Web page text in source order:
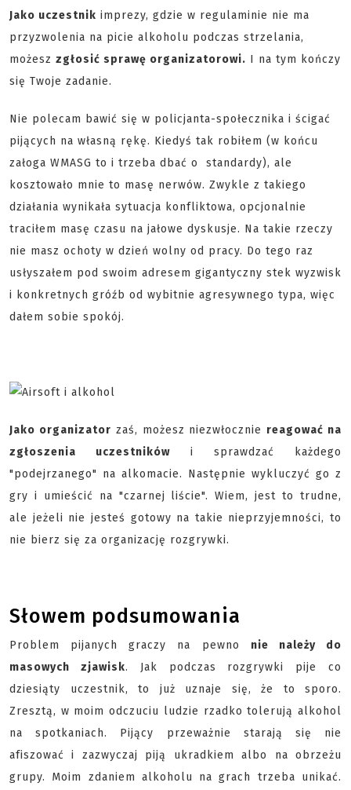
Jako uczestnik imprezy, gdzie w regulaminie nie ma
przyzwolenia na picie alkoholu podczas strzelania,
możesz zgłosić sprawę organizatorowi. I na tym kończy
się Twoje zadanie.
Nie polecam bawić się w policjanta-społecznika i ścigać
pijących na własną rękę. Kiedyś tak robiłem (w końcu
załoga WMASG to i trzeba dbać o standardy), ale
kosztowało mnie to masę nerwów. Zwykle z takiego
działania wynikała sytuacja konfliktowa, opcjonalnie
traciłem masę czasu na jałowe dyskusje. Na takie rzeczy
nie masz ochoty w dzień wolny od pracy. Do tego raz
usłyszałem pod swoim adresem gigantyczny stek wyzwisk
i konkretnych gróźb od wybitnie agresywnego typa, więc
dałem sobie spokój.
Jako organizator zaś, możesz niezwłocznie reagować na
zgłoszenia uczestników i sprawdzać każdego
"podejrzanego" na alkomacie. Następnie wykluczyć go z
gry i umieścić na "czarnej liście". Wiem, jest to trudne,
ale jeżeli nie jesteś gotowy na takie nieprzyjemności, to
nie bierz się za organizację rozgrywki.
Słowem podsumowania
Problem pijanych graczy na pewno nie należy do
masowych zjawisk. Jak podczas rozgrywki pije co
dziesiąty uczestnik, to już uznaje się, że to sporo.
Zresztą, w moim odczuciu ludzie rzadko tolerują alkohol
na spotkaniach. Pijący przeważnie starają się nie
afiszować i zazwyczaj piją ukradkiem albo na obrzeżu
grupy. Moim zdaniem alkoholu na grach trzeba unikać.